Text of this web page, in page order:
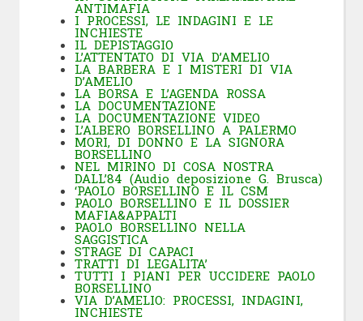
ANTIMAFIA
I PROCESSI, LE INDAGINI E LE
INCHIESTE
IL DEPISTAGGIO
L’ATTENTATO DI VIA D’AMELIO
LA BARBERA E I MISTERI DI VIA
D’AMELIO
LA BORSA E L’AGENDA ROSSA
LA DOCUMENTAZIONE
LA DOCUMENTAZIONE VIDEO
L’ALBERO BORSELLINO A PALERMO
MORI, DI DONNO E LA SIGNORA
BORSELLINO
NEL MIRINO DI COSA NOSTRA
DALL’84 (Audio deposizione G. Brusca)
‘PAOLO BORSELLINO E IL CSM
PAOLO BORSELLINO E IL DOSSIER
MAFIA&APPALTI
PAOLO BORSELLINO NELLA
SAGGISTICA
STRAGE DI CAPACI
TRATTI DI LEGALITA’
TUTTI I PIANI PER UCCIDERE PAOLO
BORSELLINO
VIA D’AMELIO: PROCESSI, INDAGINI,
INCHIESTE